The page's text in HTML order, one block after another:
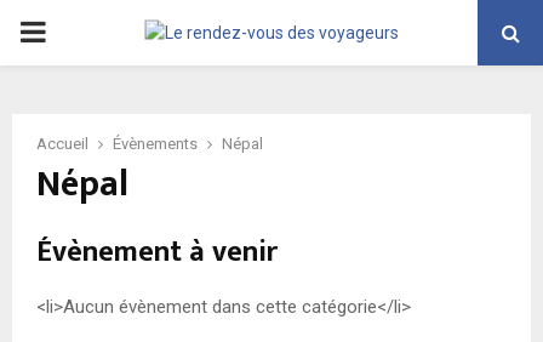
PRIMARY
Accueil Évènements Népal
Népal
Évènement à venir
<li>Aucun évènement dans cette catégorie</li>